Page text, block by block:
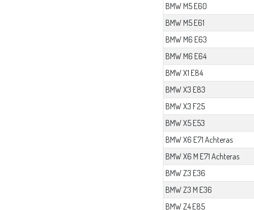
BMW M5 E60
BMW M5 E61
BMW M6 E63
BMW M6 E64
BMW X1 E84
BMW X3 E83
BMW X3 F25
BMW X5 E53
BMW X6 E71 Achteras
BMW X6 M E71 Achteras
BMW Z3 E36
BMW Z3 M E36
BMW Z4 E85